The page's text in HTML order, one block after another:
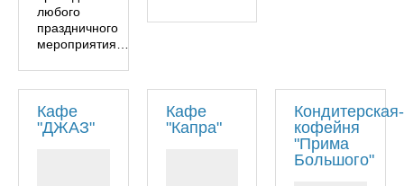
любого
праздничного
мероприятия…
Кафе
"ДЖАЗ"
Кафе
"Капра"
Кондитерская-
кофейня
"Прима
Большого"